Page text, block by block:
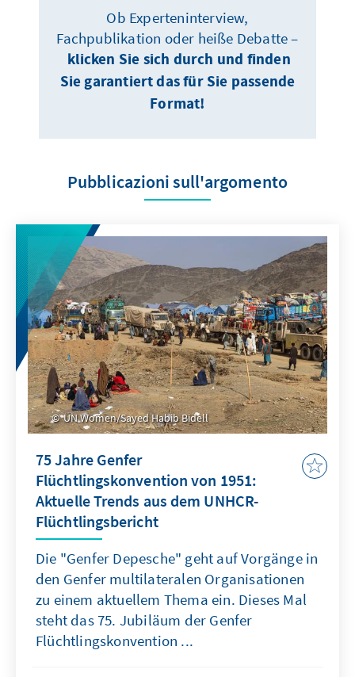
Ob Experteninterview,
Fachpublikation oder heiße Debatte –
klicken Sie sich durch und finden
Sie garantiert das für Sie passende
Format!
Pubblicazioni sull'argomento
UN Women/Sayed Habib Bidell
75 Jahre Genfer
Flüchtlingskonvention von 1951:
Aktuelle Trends aus dem UNHCR-
Flüchtlingsbericht
Die "Genfer Depesche" geht auf Vorgänge in
den Genfer multilateralen Organisationen
zu einem aktuellem Thema ein. Dieses Mal
steht das 75. Jubiläum der Genfer
Flüchtlingskonvention ...